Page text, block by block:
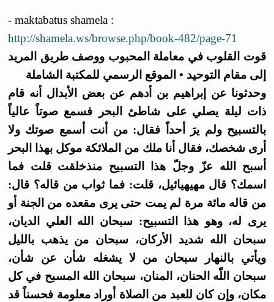
- maktabatus shamela :
http://shamela.ws/browse.php/book-482/page-71
قوت القلوب في معاملة المحبوب ووصف طريق المريد
إلى مقام التوحيد • الموقع الرسمي للمكتبة الشاملة
وحدثونا عن إبراهيم بن أدهم عن بعض الأبدال أنه قام
ذات ليلة يصلي على شاطئ البحر فسمع صوتاً عالياً
بالتسبيح ولم يرَ أحداً فقال: من أنت أسمع صوتك ولا
أرى شخصك، فقال أنا ملك من الملائكة موكل بهذا البحر
أسبح الله عزّ وجلّ هذا التسبيح منذخلقت قلت فما
اسمك؟ قال مهيهيائيل، قلت: فما ثواب من قاله؟ قال:
من قاله مائة مرة لم يمت حتى يرى مقعده من الجنة أو
يرى له، وهو هذا التسبيح: سبحان الله العلي الديان،
سبحان الله شديد الأركان، سبحان من يذهب بالليل
ويأتي بالنهار سبحان من لا يشغله شأن عن شأن،
سبحان اللّّه الحنان، المنان، سبحان الله المسبح في كل
مكان، وإن كان للعبد من الصلاة أوراد معلومة فحسناً قد